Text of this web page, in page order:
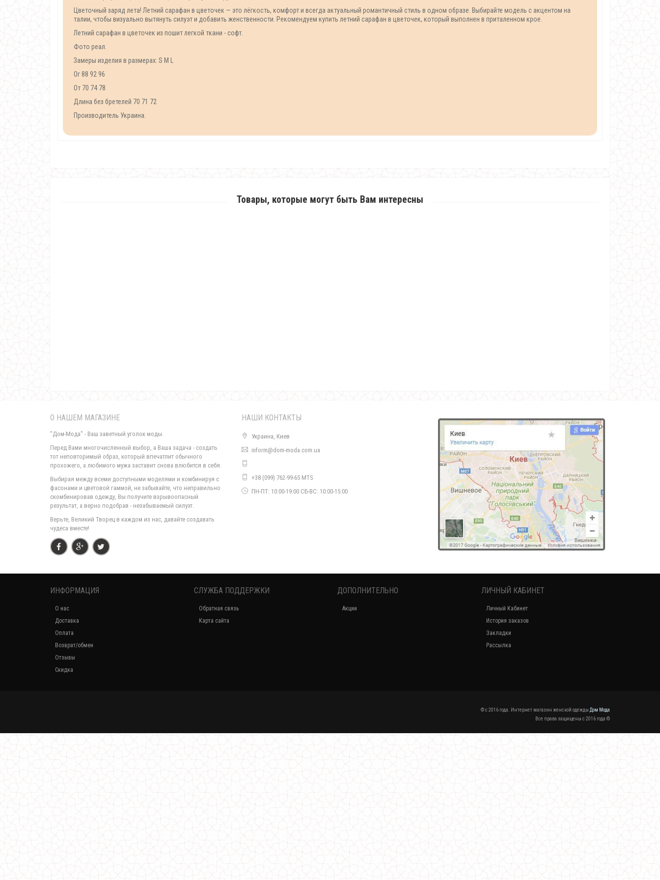
Цветочный заряд лета! Летний сарафан в цветочек — это лёгкость, комфорт и всегда актуальный романтичный стиль в одном образе. Выбирайте модель с акцентом на
талии, чтобы визуально вытянуть силуэт и добавить женственности. Рекомендуем купить летний сарафан в цветочек, который выполнен в приталенном крое.
Летний сарафан в цветочек из пошит легкой ткани - софт.
Фото реал.
Замеры изделия в размерах: S M L
Ог 88 92 96
От 70 74 78
Длина без бретелей 70 71 72
Производитель Украина.
Товары, которые могут быть Вам интересны
Женский летний сарафан в цветочный принт
750.00грн.
О НАШЕМ МАГАЗИНЕ
"Дом-Мода" - Ваш заветный уголок моды.
Перед Вами многочисленный выбор, а Ваша задача - создать
тот неповторимый образ, который впечатлит обычного
прохожего, а любимого мужа заставит снова влюбится в себя.
Выбирая между всеми доступными моделями и комбинируя с
фасонами и цветовой гаммой, не забывайте, что неправильно
скомбинировав одежду, Вы получите взрывоопасный
результат, а верно подобрав - незабываемый силуэт.
Верьте, Великий Творец в каждом из нас, давайте создавать
чудеса вместе!
НАШИ КОНТАКТЫ
Украина, Киев
inform@dom-moda.com.ua
+38 (099) 762-99-65 MTS
ПН-ПТ: 10:00-19:00 СБ-ВС: 10:00-15:00
ИНФОРМАЦИЯ
О нас
Доставка
Оплата
Возврат/обмен
Отзывы
Скидка
СЛУЖБА ПОДДЕРЖКИ
Обратная связь
Карта сайта
ДОПОЛНИТЕЛЬНО
Акции
ЛИЧНЫЙ КАБИНЕТ
Личный Кабинет
История заказов
Закладки
Рассылка
© c 2016 года. Интернет магазин женской одежды Дом Мода
Все права защищены c 2016 года ©